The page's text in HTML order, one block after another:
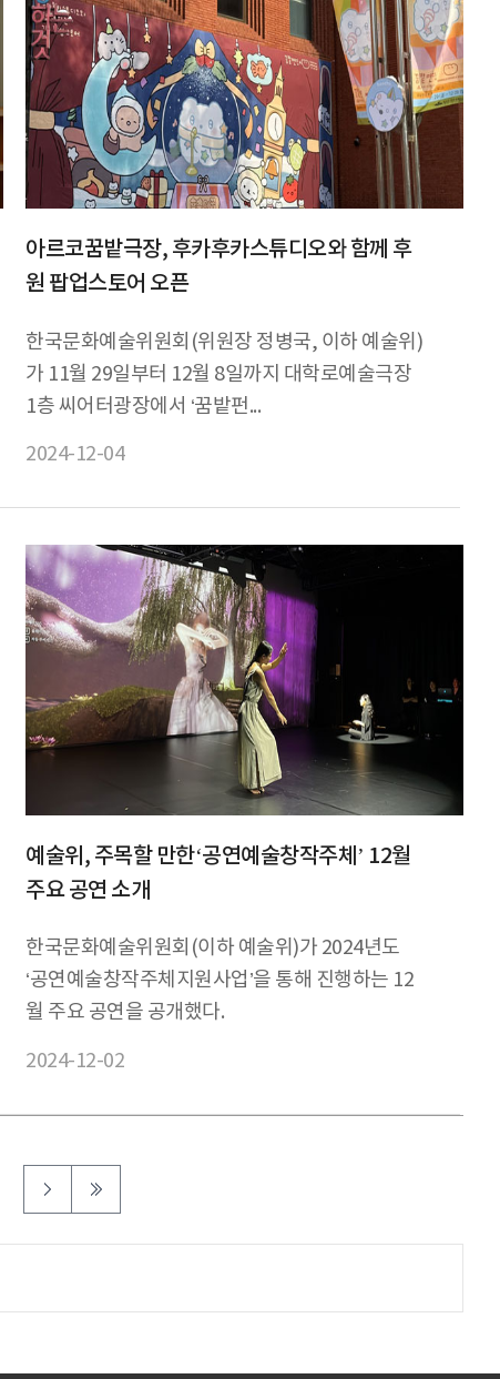
아르코꿈밭극장, 후카후카스튜디오와 함께 후
원 팝업스토어 오픈
한국문화예술위원회(위원장 정병국, 이하 예술위)
가 11월 29일부터 12월 8일까지 대학로예술극장
1층 씨어터광장에서 ‘꿈밭펀...
2024-12-04
예술위, 주목할 만한‘공연예술창작주체’ 12월
주요 공연 소개
한국문화예술위원회(이하 예술위)가 2024년도
‘공연예술창작주체지원사업’을 통해 진행하는 12
월 주요 공연을 공개했다.
2024-12-02